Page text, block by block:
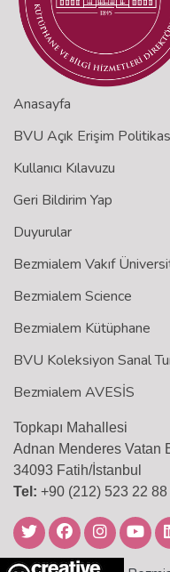
Anasayfa
BVU Açık Erişim
Kullanıcı Kılavuzu
Geri Bildirim Yap
Duyurular
Bezmialem Vakıf
Bezmialem Science
Bezmialem Kütüphane
BVU Koleksiyon Sanal
Bezmialem AVESİS
Topkapı Mahallesi
Adnan Menderes Vatan
34093 Fatih/İstanbul
Tel: +90 (212) 523 22 88